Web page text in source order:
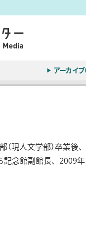
アーカイブ
現人文学部）卒業
念館副館長、2009